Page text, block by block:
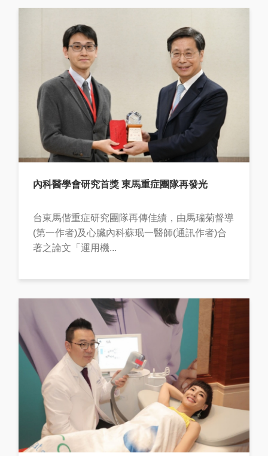
內科醫學會研究首獎 東馬重症團隊再發光
台東馬偕重症研究團隊再傳佳績，由馬瑞菊督導
(第一作者)及心臟內科蘇珉一醫師(通訊作者)合
著之論文「運用機...